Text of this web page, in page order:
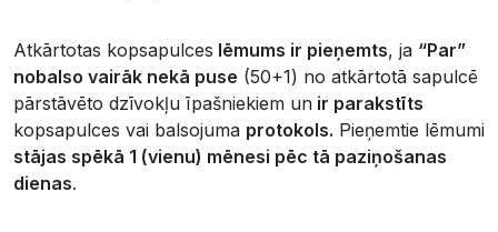
Atkārtotas kopsapulces lēmums ir pieņemts, ja “Par”
nobalso vairāk nekā puse (50+1) no atkārtotā sapulcē
pārstāvēto dzīvokļu īpašniekiem un ir parakstīts
kopsapulces vai balsojuma protokols. Pieņemtie lēmumi
stājas spēkā 1 (vienu) mēnesi pēc tā paziņošanas
dienas.